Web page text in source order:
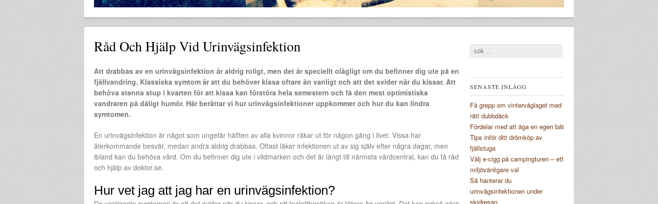
Råd Och Hjälp Vid Urinvägsinfektion
Att drabbas av en urinvägsinfektion är aldrig roligt, men det är speciellt olägligt om du befinner dig ute på en
fjällvandring. Klassiska symtom är att du behöver kissa oftare än vanligt och att det svider när du kissar. Att
behöva stanna stup i kvarten för att kissa kan förstöra hela semestern och få den mest optimistiska
vandraren på dåligt humör. Här berättar vi hur urinvägsinfektioner uppkommer och hur du kan lindra
symtomen.
En urinvägsinfektion är något som ungefär hälften av alla kvinnor råkar ut för någon gång i livet. Vissa har
återkommande besvär, medan andra aldrig drabbas. Oftast läker infektionen ut av sig själv efter några dagar, men
ibland kan du behöva vård. Om du befinner dig ute i vildmarken och det är långt till närmsta vårdcentral, kan du få råd
och hjälp av doktor.se.
Hur vet jag att jag har en urinvägsinfektion?
Search
SENASTE INLÄGG
Få grepp om vinterväglaget med
rätt dubbdäck
Fördelar med att äga en egen båt
Tips inför ditt drömköp av
fjällstuga
Välj e-cigg på campingturen – ett
miljövänligare val
Så hanterar du
urinvägsinfektionen under
skidresan